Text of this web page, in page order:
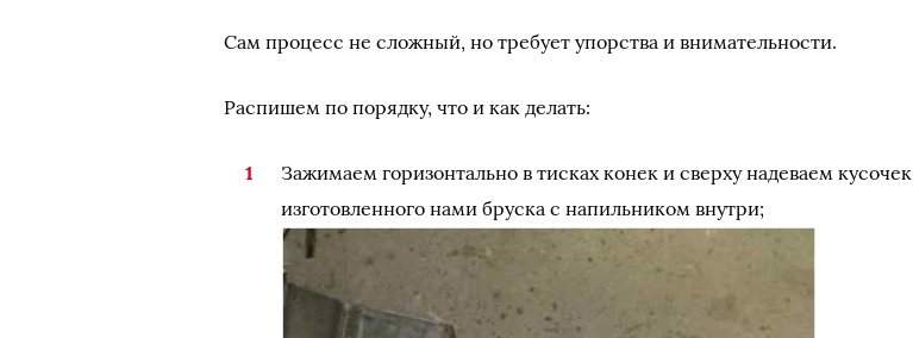
Сам процесс не сложный, но требует упорства и внимательности.
Распишем по порядку, что и как делать:
Зажимаем горизонтально в тисках конек и сверху надеваем кусочек
изготовленного нами бруска с напильником внутри;